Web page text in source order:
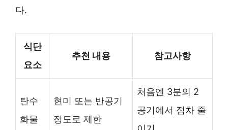
다.
식단
요소
추천 내용 참고사항
탄수
화물
현미 또는 반공기
정도로 제한
처음엔 3분의 2
공기에서 점차 줄